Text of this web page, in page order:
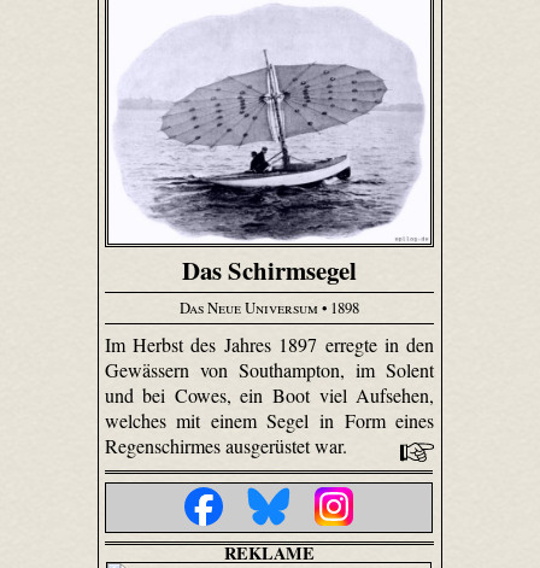
Das Schirmsegel
Das Neue Universum• 1898
Im Herbst des Jahres 1897 erregte in den
Gewässern von Southampton, im Solent
und bei Cowes, ein Boot viel Aufsehen,
welches mit einem Segel in Form eines
Regenschirmes ausgerüstet war.
REKLAME